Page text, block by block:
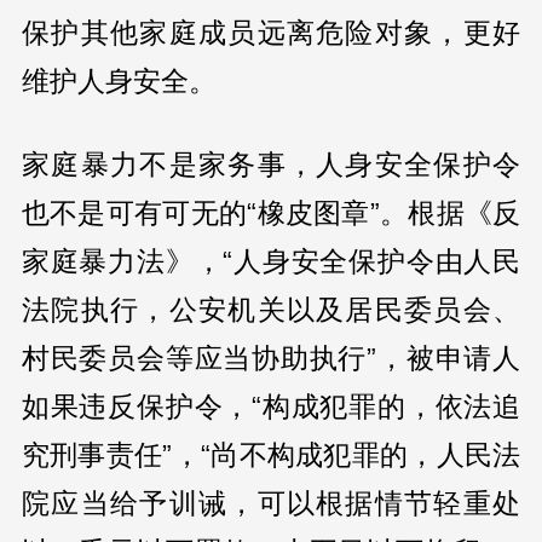
保护其他家庭成员远离危险对象，更好
维护人身安全。
家庭暴力不是家务事，人身安全保护令
也不是可有可无的“橡皮图章”。根据《反
家庭暴力法》，“人身安全保护令由人民
法院执行，公安机关以及居民委员会、
村民委员会等应当协助执行”，被申请人
如果违反保护令，“构成犯罪的，依法追
究刑事责任”，“尚不构成犯罪的，人民法
院应当给予训诫，可以根据情节轻重处